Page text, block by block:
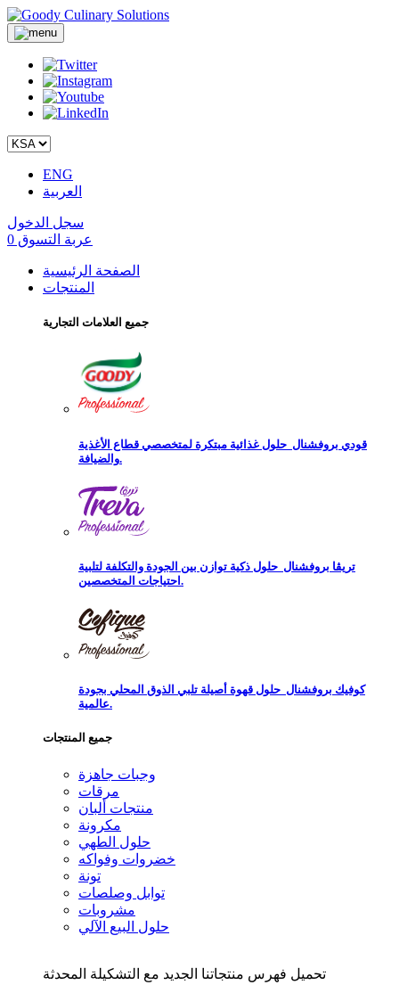
ENG
العربية
سجل الدخول
عربة التسوق 0
الصفحة الرئيسية
المنتجات
جميع العلامات التجارية
قودي بروفشنال حلول غذائية مبتكرة لمتخصصي قطاع الأغذية
والضيافة.
تريڨا بروفشنال حلول ذكية توازن بين الجودة والتكلفة لتلبية
احتياجات المتخصصين.
كوفيك بروفشنال حلول قهوة أصيلة تلبي الذوق المحلي بجودة
عالمية.
جميع المنتجات
وجبات جاهزة
مرقات
منتجات ألبان
مكرونة
حلول الطهي
خضروات وفواكه
تونة
توابل وصلصات
مشروبات
حلول البيع الآلي
تحميل فهرس منتجاتنا الجديد مع التشكيلة المحدثة